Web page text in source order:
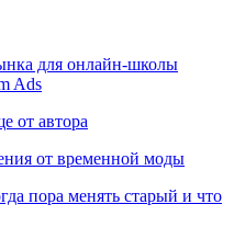
для онлайн-школы
Ads
от автора
от временной моды
пора менять старый и что